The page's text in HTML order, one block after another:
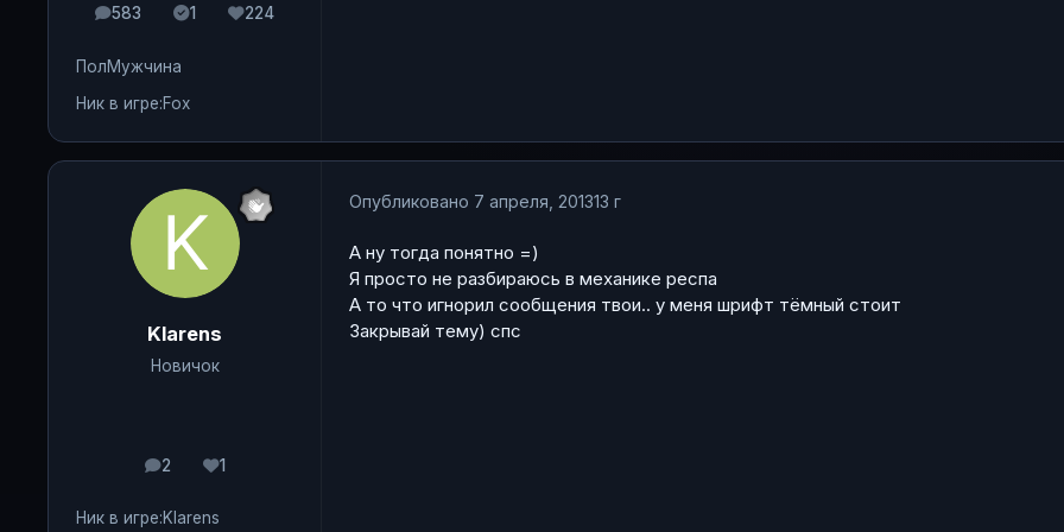
583
сообщения
1
Solutions224
Репутация
ПолМужчина
Ник в игре:Fox
Klarens
Новичок
2
сообщения
1
Репутация
Ник в игре:Klarens
Опубликовано 7 апреля, 201313 г
А ну тогда понятно =)
Я просто не разбираюсь в механике респа
А то что игнорил сообщения твои.. у меня шрифт тёмный стоит
Закрывай тему) спс